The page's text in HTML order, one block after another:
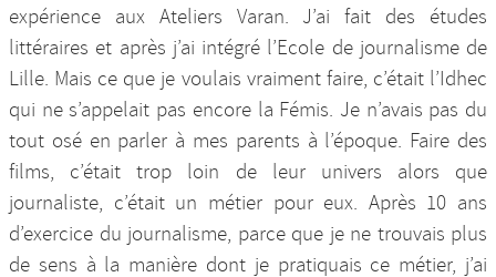
expérience aux Ateliers Varan. J’ai fait des études
littéraires et après j’ai intégré l’Ecole de journalisme de
Lille. Mais ce que je voulais vraiment faire, c’était l’Idhec
qui ne s’appelait pas encore la Fémis. Je n’avais pas du
tout osé en parler à mes parents à l’époque. Faire des
films, c’était trop loin de leur univers alors que
journaliste, c’était un métier pour eux. Après 10 ans
d’exercice du journalisme, parce que je ne trouvais plus
de sens à la manière dont je pratiquais ce métier, j’ai